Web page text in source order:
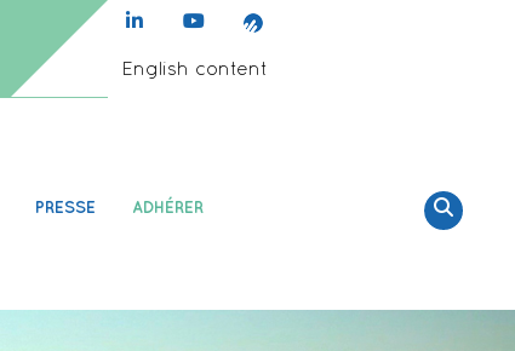
English content
PRESSE ADHÉRER